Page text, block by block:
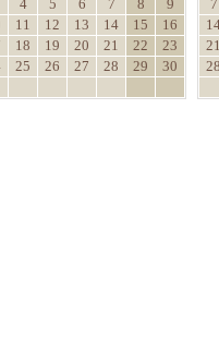
4 5 6 7 8
9
11 12 13 14 15
16
18 19 20 21 22
23
25 26 27 28 29
30
7